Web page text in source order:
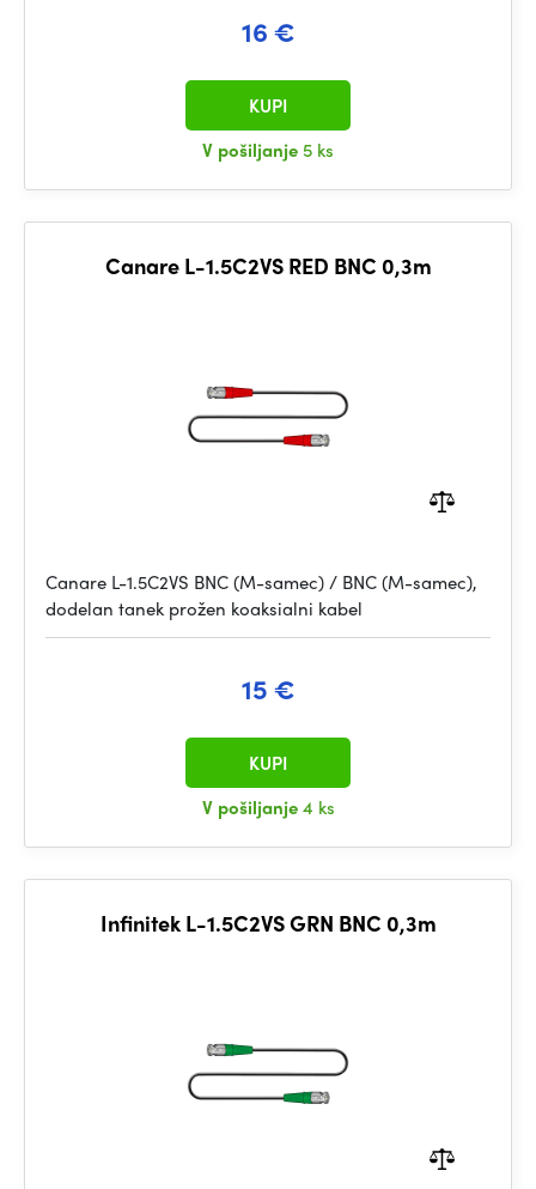
16 €
V pošiljanje 5 ks
KUPI
Canare L-1.5C2VS RED BNC 0,3m
Canare L-1.5C2VS BNC (M-samec) / BNC (M-samec),
dodelan tanek prožen koaksialni kabel
15 €
V pošiljanje4 ks
KUPI
Infinitek L-1.5C2VS GRN BNC 0,3m